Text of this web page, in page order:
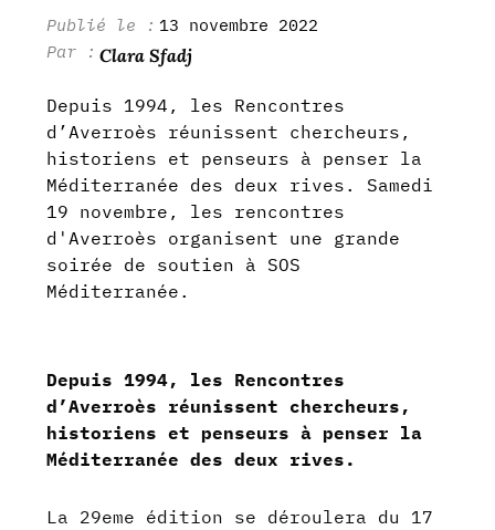
13 novembre 2022
Clara Sfadj
Depuis 1994, les Rencontres
d’Averroès réunissent chercheurs,
historiens et penseurs à penser la
Méditerranée des deux rives. Samedi
19 novembre, les rencontres
d'Averroès organisent une grande
soirée de soutien à SOS
Méditerranée.
Depuis 1994, les Rencontres
d’Averroès réunissent chercheurs,
historiens et penseurs à penser la
Méditerranée des deux rives.
La 29eme édition se déroulera du 17